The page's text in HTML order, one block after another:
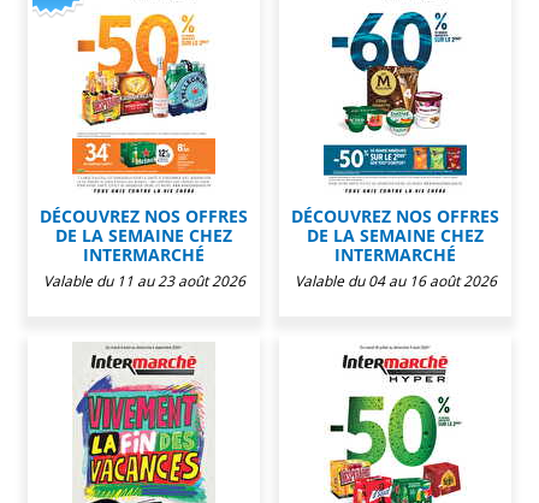
DÉCOUVREZ NOS OFFRES
DE LA SEMAINE CHEZ
INTERMARCHÉ
Valable du 11 au 23 août 2026
DÉCOUVREZ NOS OFFRES
DE LA SEMAINE CHEZ
INTERMARCHÉ
Valable du 04 au 16 août 2026